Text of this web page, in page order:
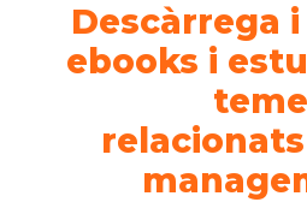
Descàrrega
ebooks i
relacionats